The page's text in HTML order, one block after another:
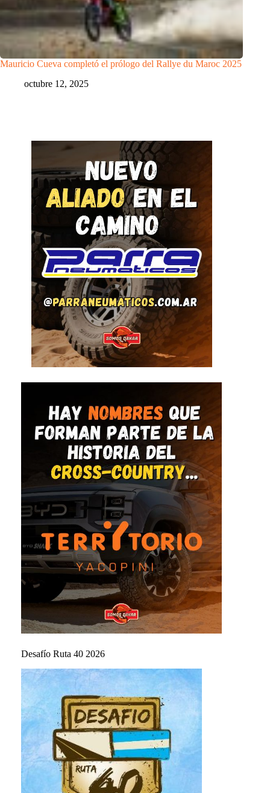
Mauricio Cueva completó el prólogo del Rallye du Maroc 2025
octubre 12, 2025
Desafío Ruta 40 2026